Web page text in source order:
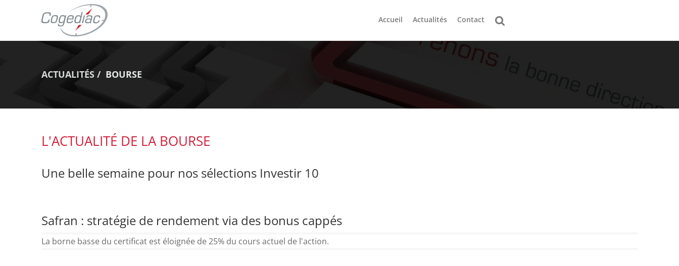
Accueil Actualités Contact
ACTUALITÉS BOURSE
L'ACTUALITÉ DE LA BOURSE
Une belle semaine pour nos sélections Investir 10
Safran : stratégie de rendement via des bonus cappés
La borne basse du certificat est éloignée de 25% du cours actuel de l'action.